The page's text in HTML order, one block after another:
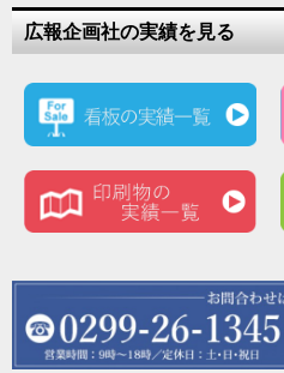
広報企画社の実績を見る